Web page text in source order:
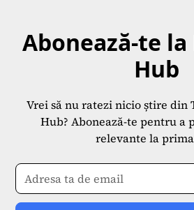
Abonează-te la
Hub
Vrei să nu ratezi nicio știre din
Hub? Abonează-te pentru
relevante la